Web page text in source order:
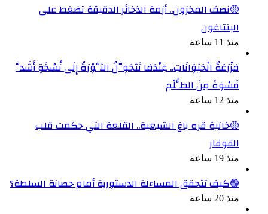
🟡نصف المخزون.. أزمة الذخائر الدقيقة تضغط على
البنتاغون
منذ 11 ساعة
مَزْرَعَةُ الْحَيَوَانَاتِ.. عِنْدَمَا تَتَحَوَّلُ الثَّوْرَةُ إِلَى نُسْخَةٍ أَشَدَّ
قَسْوَةً مِنَ الظُّلْمِ
منذ 12 ساعة
🟡خانية قره باغ الشيعية.. القلعة التي حكمت قلب
القوقاز
منذ 19 ساعة
🟢كيف تتحقق المساءلة الدستورية أمام حصانة السلطة؟
منذ 20 ساعة